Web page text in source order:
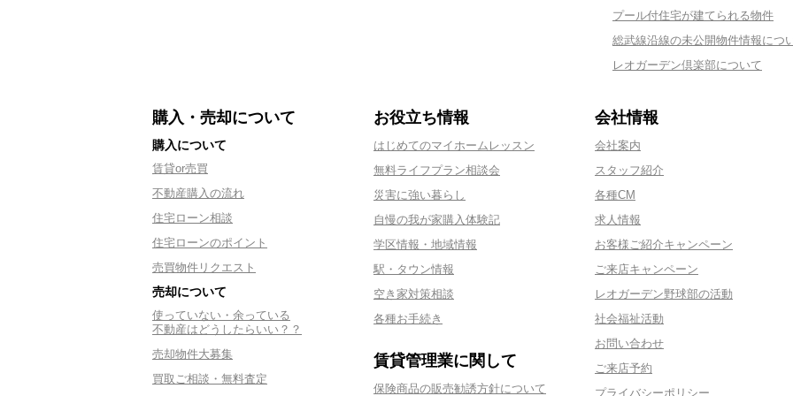
プール付住宅が建てられる物件
総武線沿線の未公開物件情報につ
レオガーデン倶楽部について
購入・売却について
購入について
賃貸or売買
不動産購入の流れ
住宅ローン相談
住宅ローンのポイント
売買物件リクエスト
売却について
使っていない・余っている
不動産はどうしたらいい？？
売却物件大募集
買取ご相談・無料査定
お役立ち情報
はじめてのマイホームレッスン
無料ライフプラン相談会
災害に強い暮らし
自慢の我が家購入体験記
学区情報・地域情報
駅・タウン情報
空き家対策相談
各種お手続き
賃貸管理業に関して
保険商品の販売勧誘方針について
会社情報
会社案内
スタッフ紹介
各種CM
求人情報
お客様ご紹介キャンペーン
ご来店キャンペーン
レオガーデン野球部の活動
社会福祉活動
お問い合わせ
ご来店予約
プライバシーポリシー